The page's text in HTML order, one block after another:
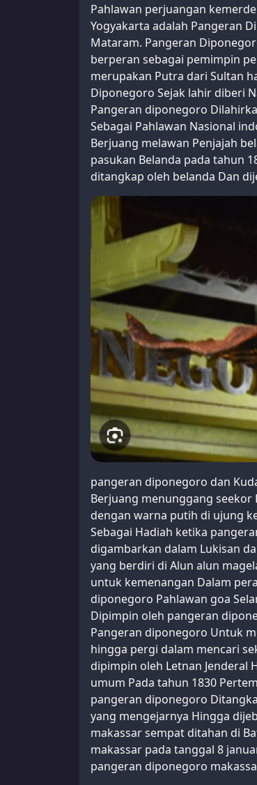
Pahlawan perjuangan
Yogyakarta adalah Pangeran
Mataram. Pangeran
berperan sebagai pemimpin
merupakan Putra dari Sultan
Diponegoro Sejak lahir diberi
Pangeran diponegoro
Sebagai Pahlawan Nasional
Berjuang melawan Penjajah
pasukan Belanda pada tahun
ditangkap oleh belanda Dan
pangeran diponegoro dan
Berjuang menunggang seekor
dengan warna putih di ujung
Sebagai Hadiah ketika
digambarkan dalam Lukisan
yang berdiri di Alun alun
untuk kemenangan Dalam
diponegoro Pahlawan goa
Dipimpin oleh pangeran
Pangeran diponegoro Untuk
hingga pergi dalam mencari
dipimpin oleh Letnan Jenderal
umum Pada tahun 1830
pangeran diponegoro
yang mengejarnya Hingga
makassar sempat ditahan di
makassar pada tanggal 8
pangeran diponegoro